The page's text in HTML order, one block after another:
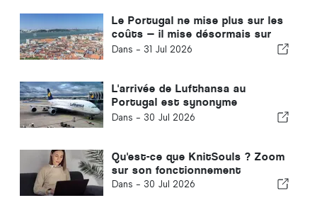
Le Portugal ne mise plus sur les
coûts — il mise désormais sur
les écosystèmes
Dans - 31 Jul 2026
L'arrivée de Lufthansa au
Portugal est synonyme
d'opportunités
Dans - 30 Jul 2026
Qu'est-ce que KnitSouls ? Zoom
sur son fonctionnement
Dans - 30 Jul 2026